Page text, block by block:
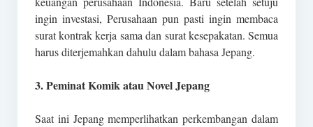
ingin investasi, Perusahaan pun pasti ingin membaca
surat kontrak kerja sama dan surat kesepakatan. Semua
harus diterjemahkan dahulu dalam bahasa Jepang.
3. Peminat Komik atau Novel Jepang
Saat ini Jepang memperlihatkan perkembangan dalam